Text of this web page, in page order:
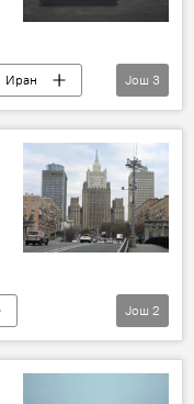
Иран
Још 3
Још 2